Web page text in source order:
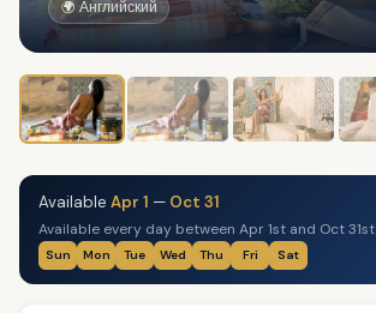
🌍 Английский
Available Apr 1 — Oct 31
Available every day between Apr 1st and Oct 31st
Sun Mon Tue Wed Thu Fri Sat